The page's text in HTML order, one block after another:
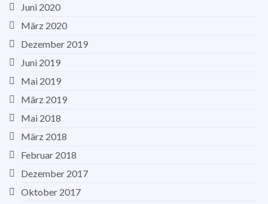
Juni 2020
März 2020
Dezember 2019
Juni 2019
Mai 2019
März 2019
Mai 2018
März 2018
Februar 2018
Dezember 2017
Oktober 2017